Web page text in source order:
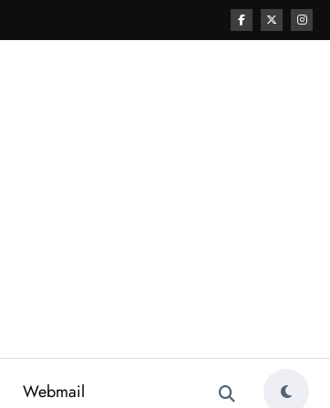
Webmail